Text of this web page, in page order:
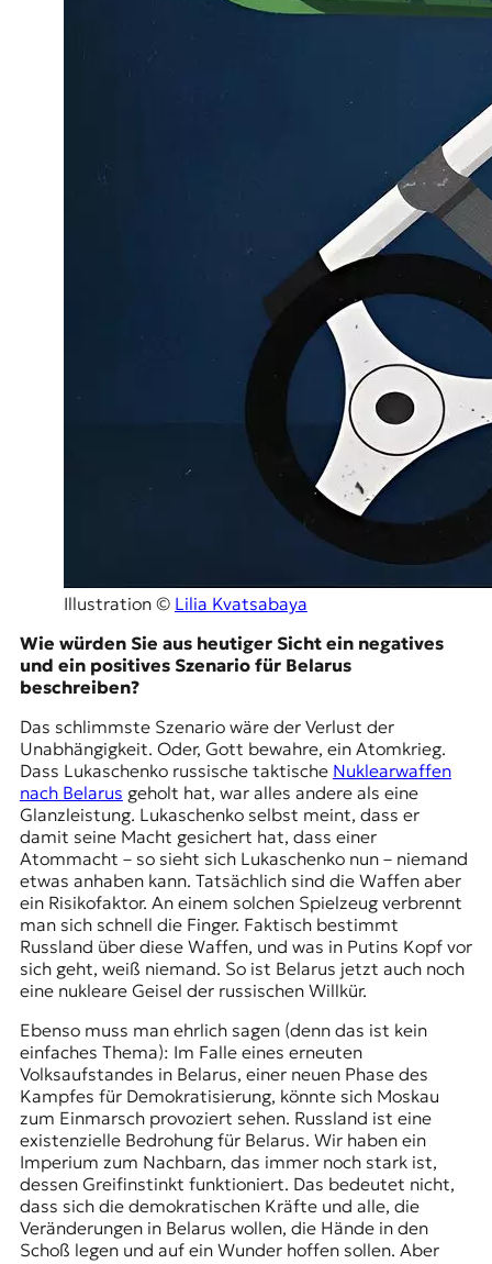
Illustration © Lilia Kvatsabaya
Wie würden Sie aus heutiger Sicht ein negatives
und ein positives Szenario für Belarus
beschreiben?
Das schlimmste Szenario wäre der Verlust der
Unabhängigkeit. Oder, Gott bewahre, ein Atomkrieg.
Dass Lukaschenko russische taktische Nuklearwaffen
nach Belarus geholt hat, war alles andere als eine
Glanzleistung. Lukaschenko selbst meint, dass er
damit seine Macht gesichert hat, dass einer
Atommacht – so sieht sich Lukaschenko nun – niemand
etwas anhaben kann. Tatsächlich sind die Waffen aber
ein Risikofaktor. An einem solchen Spielzeug verbrennt
man sich schnell die Finger. Faktisch bestimmt
Russland über diese Waffen, und was in Putins Kopf vor
sich geht, weiß niemand. So ist Belarus jetzt auch noch
eine nukleare Geisel der russischen Willkür.
Ebenso muss man ehrlich sagen (denn das ist kein
einfaches Thema): Im Falle eines erneuten
Volksaufstandes in Belarus, einer neuen Phase des
Kampfes für Demokratisierung, könnte sich Moskau
zum Einmarsch provoziert sehen. Russland ist eine
existenzielle Bedrohung für Belarus. Wir haben ein
Imperium zum Nachbarn, das immer noch stark ist,
dessen Greifinstinkt funktioniert. Das bedeutet nicht,
dass sich die demokratischen Kräfte und alle, die
Veränderungen in Belarus wollen, die Hände in den
Schoß legen und auf ein Wunder hoffen sollen. Aber